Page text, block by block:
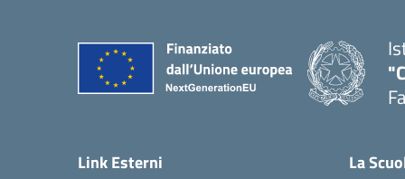
Link Esterni La